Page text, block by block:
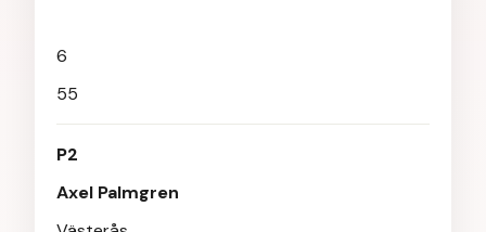
6
55
P2
Axel Palmgren